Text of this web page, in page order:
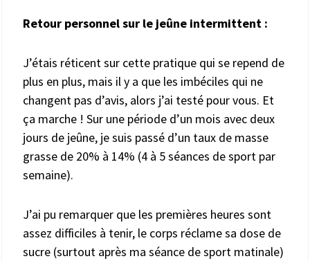
Retour personnel sur le jeûne intermittent :
J’étais réticent sur cette pratique qui se repend de
plus en plus, mais il y a que les imbéciles qui ne
changent pas d’avis, alors j’ai testé pour vous. Et
ça marche ! Sur une période d’un mois avec deux
jours de jeûne, je suis passé d’un taux de masse
grasse de 20% à 14% (4 à 5 séances de sport par
semaine).
J’ai pu remarquer que les premières heures sont
assez difficiles à tenir, le corps réclame sa dose de
sucre (surtout après ma séance de sport matinale)